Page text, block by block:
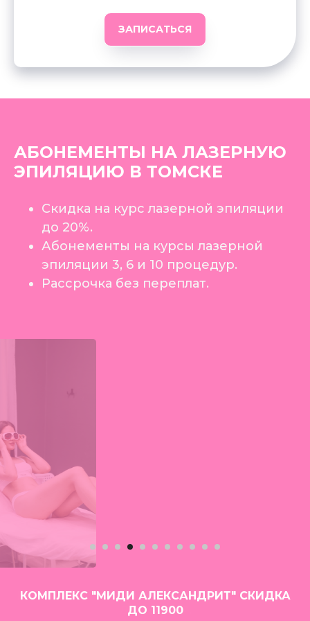
ЗАПИСАТЬСЯ
АБОНЕМЕНТЫ НА ЛАЗЕРНУЮ
ЭПИЛЯЦИЮ В ТОМСКЕ
Скидка на курс лазерной эпиляции
до 20%.
Абонементы на курсы лазерной
эпиляции 3, 6 и 10 процедур.
Рассрочка без переплат.
КОМПЛЕКС "МИДИ АЛЕКСАНДРИТ" СКИДКА
ДО 11900